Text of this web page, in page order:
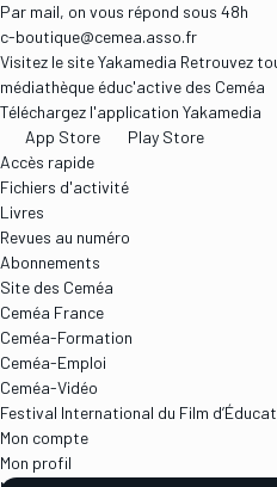
Par mail, on vous répond sous 48h
c-boutique@cemea.asso.fr
Visitez le site Yakamedia Retrouvez
médiathèque éduc'active des Ceméa
Téléchargez l'application Yakamedia
App Store
Play Store
Accès rapide
Fichiers d'activité
Livres
Revues au numéro
Abonnements
Site des Ceméa
Ceméa France
Ceméa-Formation
Ceméa-Emploi
Ceméa-Vidéo
Festival International du Film
Mon compte
Mon profil